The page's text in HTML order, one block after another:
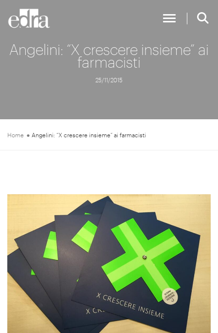
Toggle
Angelini: “X crescere insieme” ai
farmacisti
25/11/2015
Home Angelini: “X crescere insieme” ai farmacisti